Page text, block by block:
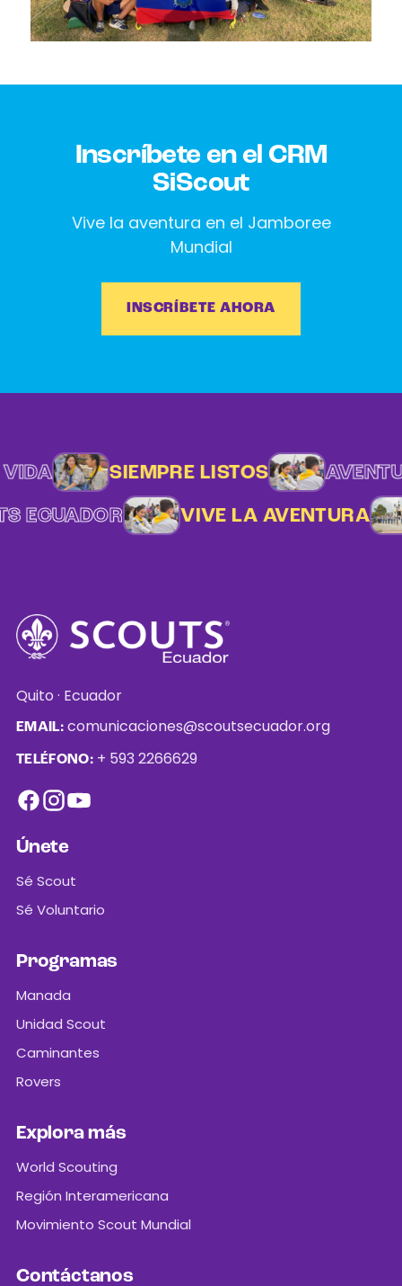
Inscríbete en el CRM
SiScout
Vive la aventura en el Jamboree
Mundial
INSCRÍBETE AHORA
SIEMPRE LISTOS
ECUADOR VIVE LA AVENTURA
Quito · Ecuador
EMAIL: comunicaciones@scoutsecuador.org
TELÉFONO: + 593 2266629
Únete
Sé Scout
Sé Voluntario
Programas
Manada
Unidad Scout
Caminantes
Rovers
Explora más
World Scouting
Región Interamericana
Movimiento Scout Mundial
Contáctanos